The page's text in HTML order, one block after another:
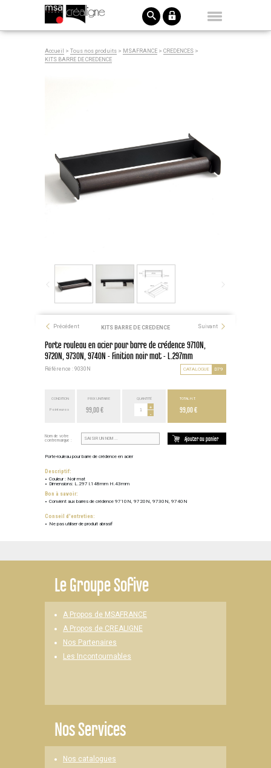
Accueil > Tous nos produits > MSAFRANCE > CREDENCES >
KITS BARRE DE CREDENCE
Précédent KITS BARRE DE CREDENCE Suivant
Porte rouleau en acier pour barre de crédence 9710N,
9720N, 9730N, 9740N - Finition noir mat - L.297mm
Référence : 9030N CATALOGUE D79
CONDITION
Point euros
PRIX UNITAIRE
99,00 €
QUANTITÉ
+
-
TOTAL H.T.
99,00 €
Nom de votre
contremarque :
Ajouter au panier
Porte-rouleau pour barre de crédence en acier
Descriptif:
Couleur : Noir mat
Dimensions: L.297 l.148mm H.43mm
Bon à savoir:
Convient aux barres de crédence 9710N, 9720N, 9730N, 9740N
Conseil d'entretien:
Ne pas utiliser de produit abrasif
LeGroupe Sofive
A Propos de MSAFRANCE
A Propos de CREALIGNE
Nos Partenaires
Les Incontournables
Nos Services
Nos catalogues